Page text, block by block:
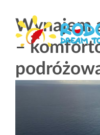
Wynajem
–